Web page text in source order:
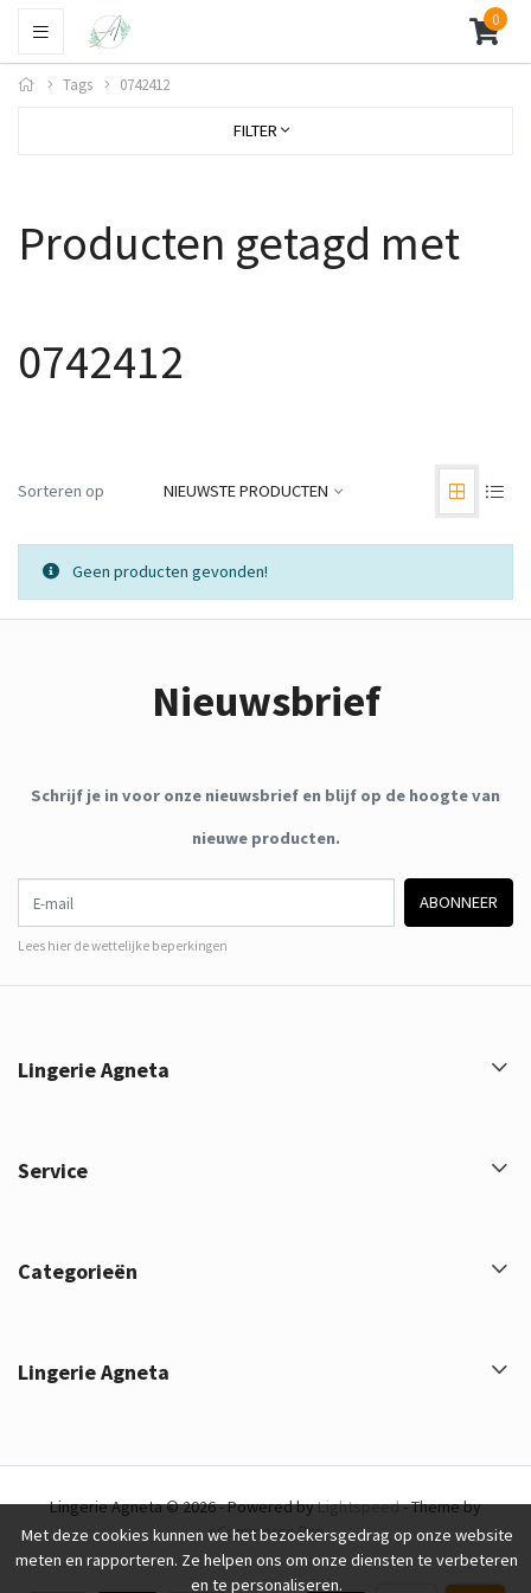
0
Tags 0742412
FILTER
Producten getagd met
0742412
Sorteren op NIEUWSTE PRODUCTEN
Geen producten gevonden!
Nieuwsbrief
Schrijf je in voor onze nieuwsbrief en blijf op de hoogte van
nieuwe producten.
ABONNEER
Lees hier de wettelijke beperkingen
Lingerie Agneta
Service
Categorieën
Lingerie Agneta
Lingerie Agneta © 2026 - Powered byLightspeed- Theme by
eCommerce Pro
Met deze cookies kunnen we het bezoekersgedrag op onze website
meten en rapporteren. Ze helpen ons om onze diensten te verbeteren
en te personaliseren.